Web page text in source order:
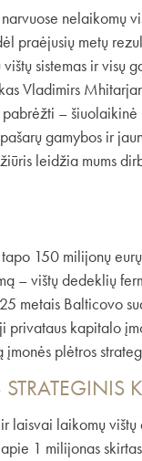
nelaikomų
praėjusių metų
sistemas ir visų
Vladimirs
–
gamybos ir
leidžia mums
150 milijonų
– vištų dedeklių
metais Balticovo
kapitalo
plėtros
laikomų
1 milijonas